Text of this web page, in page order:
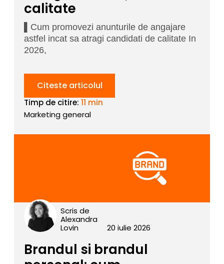
calitate
▌Cum promovezi anunturile de angajare
astfel incat sa atragi candidati de calitate In
2026,
Citeste articolul
Timp de citire:11 min
Marketing general
Scris de
Alexandra
Lovin
20 iulie 2026
Brandul si brandul